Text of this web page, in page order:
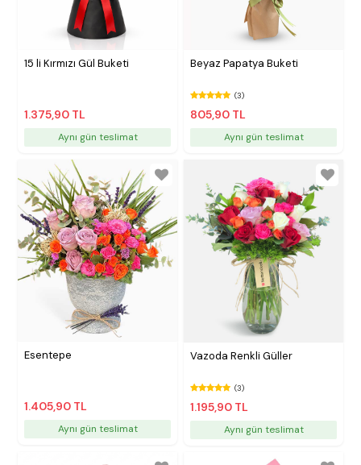
15 li Kırmızı Gül Buketi
1.375,90 TL
Aynı gün teslimat
Beyaz Papatya Buketi
(3)
805,90 TL
Aynı gün teslimat
Esentepe
1.405,90 TL
Aynı gün teslimat
Vazoda Renkli Güller
(3)
1.195,90 TL
Aynı gün teslimat